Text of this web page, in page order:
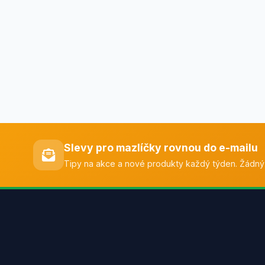
Slevy pro mazlíčky rovnou do e-mailu
Tipy na akce a nové produkty každý týden. Žádný